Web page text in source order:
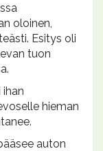
oloinen,
Esitys oli
tuon
ihan
hieman
auton